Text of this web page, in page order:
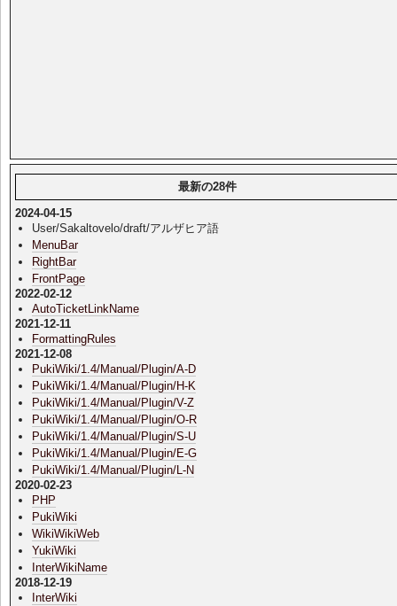
最新の28件
2024-04-15
User/Sakaltovelo/draft/アルザヒア語
MenuBar
RightBar
FrontPage
2022-02-12
AutoTicketLinkName
2021-12-11
FormattingRules
2021-12-08
PukiWiki/1.4/Manual/Plugin/A-D
PukiWiki/1.4/Manual/Plugin/H-K
PukiWiki/1.4/Manual/Plugin/V-Z
PukiWiki/1.4/Manual/Plugin/O-R
PukiWiki/1.4/Manual/Plugin/S-U
PukiWiki/1.4/Manual/Plugin/E-G
PukiWiki/1.4/Manual/Plugin/L-N
2020-02-23
PHP
PukiWiki
WikiWikiWeb
YukiWiki
InterWikiName
2018-12-19
InterWiki